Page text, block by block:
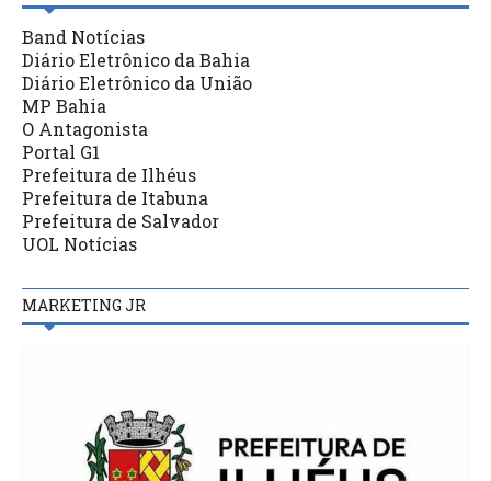
Band Notícias
Diário Eletrônico da Bahia
Diário Eletrônico da União
MP Bahia
O Antagonista
Portal G1
Prefeitura de Ilhéus
Prefeitura de Itabuna
Prefeitura de Salvador
UOL Notícias
MARKETING JR